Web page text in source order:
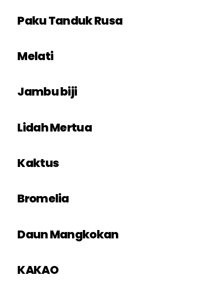
Paku Tanduk Rusa
Melati
Jambu biji
Lidah Mertua
Kaktus
Bromelia
Daun Mangkokan
KAKAO